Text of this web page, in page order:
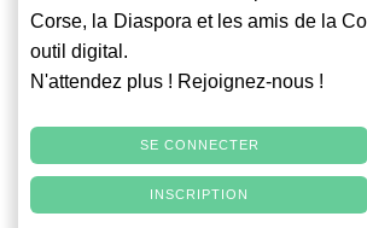
Corse, la Diaspora et les amis de la
outil digital.
N'attendez plus ! Rejoignez-nous !
SE CONNECTER
INSCRIPTION